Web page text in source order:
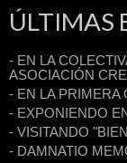
ÚLTIMAS
- EN LA
ASOCIACIÓN
- EN LA PRIMERA
- EXPONIENDO
- VISITANDO
- DAMNATIO